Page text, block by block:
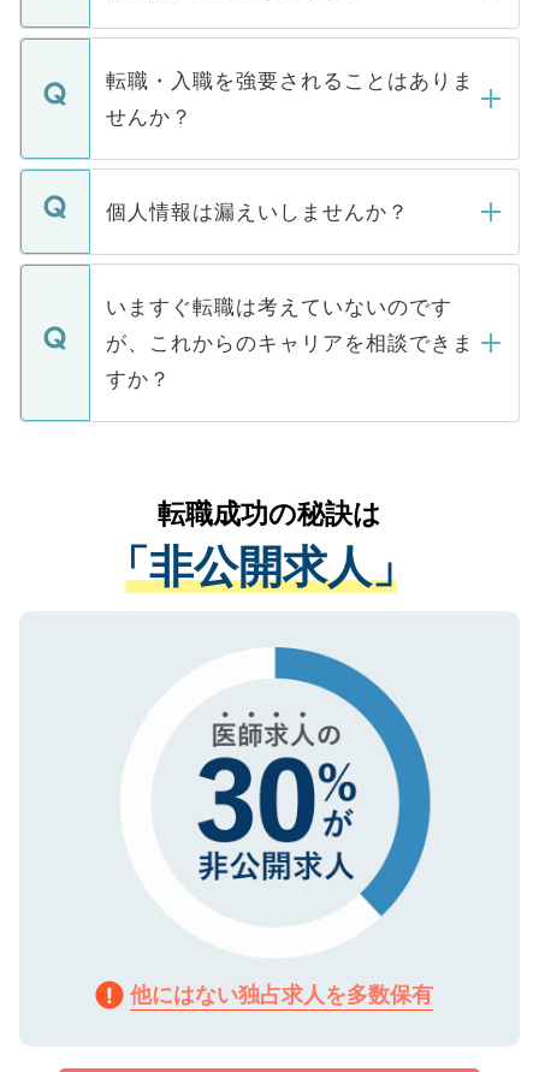
ます。通常、5営業日以内にはご連絡をせて
いただきますので、しばらくお待ちくださ
マイナビDOCTORで取り扱っている求人の
うち約3割は、Webサイトからご覧いただ
けない「非公開求人」です。非公開求人は
下記の理由によって、一般には公開してい
ません。
■応募殺到を避けるため 人気のある医療機
関を公にしてしまうと、応募が殺到する場
に、医療機関が求める条件に合った人材の
みを人材紹介会社に依頼するケースが増え
ています。
転職・入職を強要されることはありま
せんか？
転職・入職を強要することは一切ありませ
ん。また、仮に応募先から内定をいただい
定を承諾する必要はありません。内定先へ
の辞退の連絡はキャリアパートナーが行い
個人情報は漏えいしませんか？
個人情報が漏えいすることはありませんの
で、ご安心ください。当サイトからの登録
などで収集したご登録者様の個人情報は、
ご本人のキャリアアップおよび転職活動の
支援を目的に使用いたします。お預かりし
ているすべての個人データはご本人の許可
は、個人情報の取り扱いについての厳密な
管理基準を満たした事業者のみに付与され
る、プライバシーマークを取得済みです。
で、機密保持に関してもご安心ください。
いますぐ転職は考えていないのです
が、これからのキャリアを相談できま
すか？
かがいして、現在の医療機関の状況や紹介
経験をまじえながら、適切なアドバイスを
させていただきます。すぐにご転職をされ
ない方には、長期的なサポートが可能です
ので、まずはご登録ください。
転職成功の秘訣は
「非公開求人」
他にはない独占求人を多数保有